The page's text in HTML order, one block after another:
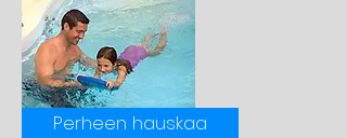
Perheen hauskaa